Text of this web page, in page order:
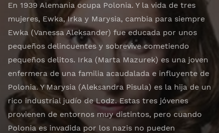
En 1939 Alemania ocupa Polonia. Y la vida de tres
mujeres, Ewka, Irka y Marysia, cambia para siempre
Ewka (Vanessa Aleksander) fue educada por unos
pequeños delincuentes y sobrevive cometiendo
pequeños delitos. Irka (Marta Mazurek) es una joven
enfermera de una familia acaudalada e influyente de
Polonia. Y Marysia (Aleksandra Pisula) es la hija de un
rico industrial judío de Lodz. Estas tres jóvenes
provienen de entornos muy distintos, pero cuando
Polonia es invadida por los nazis no pueden